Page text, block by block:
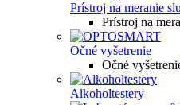
Prístroj na meranie
Prístroj na
Očné vyšetrenie
Očné
Alkoholtestery